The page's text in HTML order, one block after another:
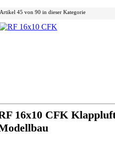
Artikel 45 von 90 in dieser Kategorie
16x10 CFK